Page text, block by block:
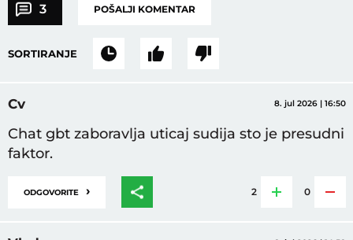
3 POŠALJI KOMENTAR
SORTIRANJE
Cv 8. jul 2026 | 16:50
Chat gbt zaboravlja uticaj sudija sto je presudni
faktor.
ODGOVORITE › 2 0